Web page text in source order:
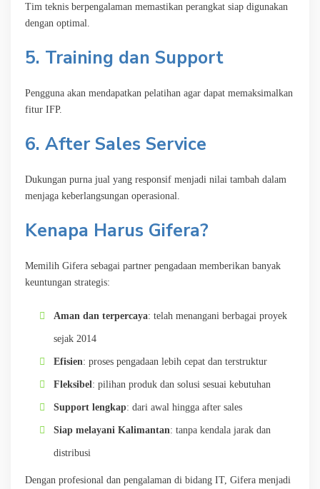
Tim teknis berpengalaman memastikan perangkat siap digunakan
dengan optimal.
5. Training dan Support
Pengguna akan mendapatkan pelatihan agar dapat memaksimalkan
fitur IFP.
6. After Sales Service
Dukungan purna jual yang responsif menjadi nilai tambah dalam
menjaga keberlangsungan operasional.
Kenapa Harus Gifera?
Memilih Gifera sebagai partner pengadaan memberikan banyak
keuntungan strategis:
Aman dan terpercaya: telah menangani berbagai proyek
sejak 2014
Efisien: proses pengadaan lebih cepat dan terstruktur
Fleksibel: pilihan produk dan solusi sesuai kebutuhan
Support lengkap: dari awal hingga after sales
Siap melayani Kalimantan: tanpa kendala jarak dan
distribusi
Dengan profesional dan pengalaman di bidang IT, Gifera menjadi